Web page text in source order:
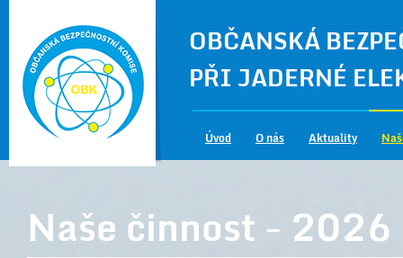
OBČANSKÁ
PŘI JADERNÉ
Úvod O nás Aktuality
Naše činnost - 2026